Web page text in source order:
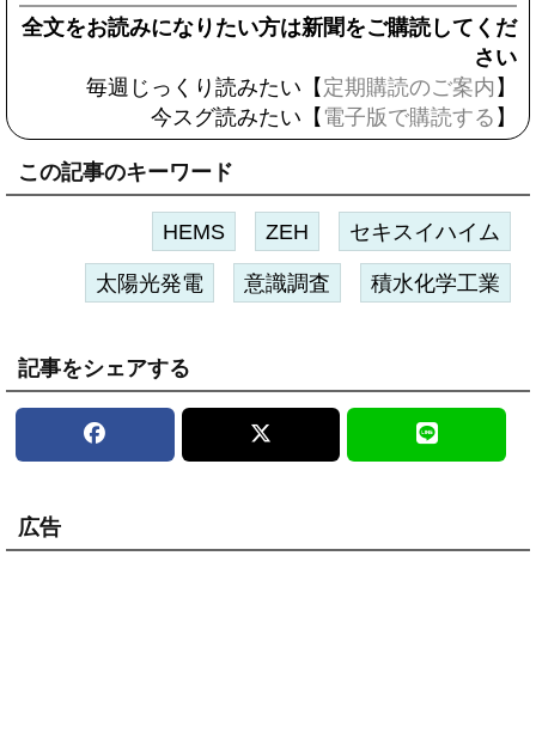
全文をお読みになりたい方は新聞をご購読してくだ
さい
毎週じっくり読みたい【 定期購読のご案内 】
今スグ読みたい【 電子版で購読する 】
この記事のキーワード
HEMS ZEH セキスイハイム
太陽光発電 意識調査 積水化学工業
記事をシェアする
広告